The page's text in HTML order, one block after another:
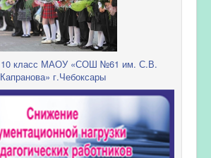
10 класс МАОУ «СОШ №61 им. С.В.
Капранова» г.Чебоксары